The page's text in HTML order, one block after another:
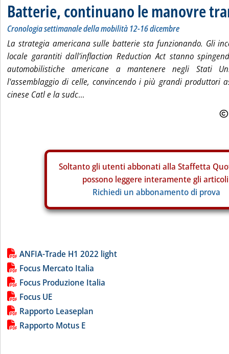
Batterie, continuano le manovre
Cronologia settimanale della mobilità 12-16 dicembre
La strategia americana sulle batterie sta funzionando. Gli
locale garantiti dall'inflaction Reduction Act stanno
automobilistiche americane a mantenere negli Stati
l'assemblaggio di celle, convincendo i più grandi produttori
cinese Catl e la sudc...
Soltanto gli utenti abbonati alla Staffetta
possono leggere interamente gli
Richiedi un abbonamento di prova
Lista allegati PDF alla notizia
ANFIA-Trade H1 2022 light
Focus Mercato Italia
Focus Produzione Italia
Focus UE
Rapporto Leaseplan
Rapporto Motus E